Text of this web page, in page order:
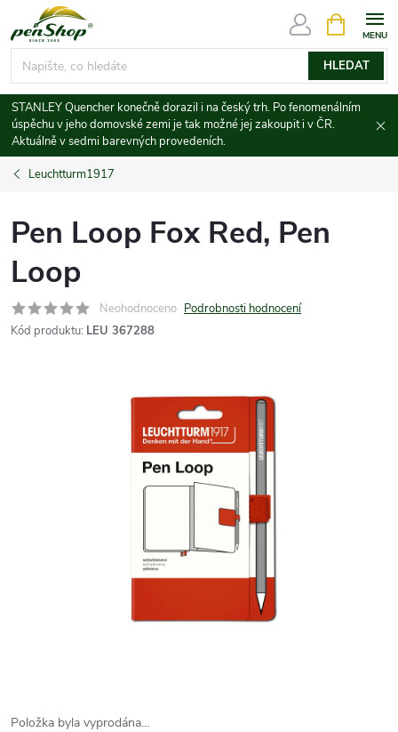
na
obsah
HLEDAT
NÁKUPNÍ
KOŠÍK
STANLEY Quencher konečně dorazil i na český trh. Po fenomenálním
úspěchu v jeho domovské zemi je tak možné jej zakoupit i v ČR.
Aktuálně v sedmi barevných provedeních.
Leuchtturm1917
Pen Loop Fox Red, Pen
Loop
Neohodnoceno Podrobnosti hodnocení
Kód produktu: LEU 367288
Položka byla vyprodána…